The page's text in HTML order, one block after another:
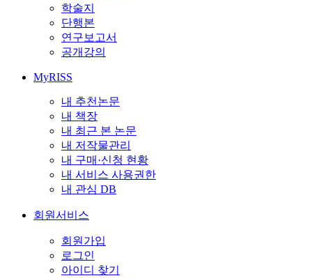
학술지
단행본
연구보고서
공개강의
MyRISS
내 추천논문
내 책장
내 최근 본 논문
내 저작물관리
내 구매·신청 현황
내 서비스 사용권한
내 관심 DB
회원서비스
회원가입
로그인
아이디 찾기